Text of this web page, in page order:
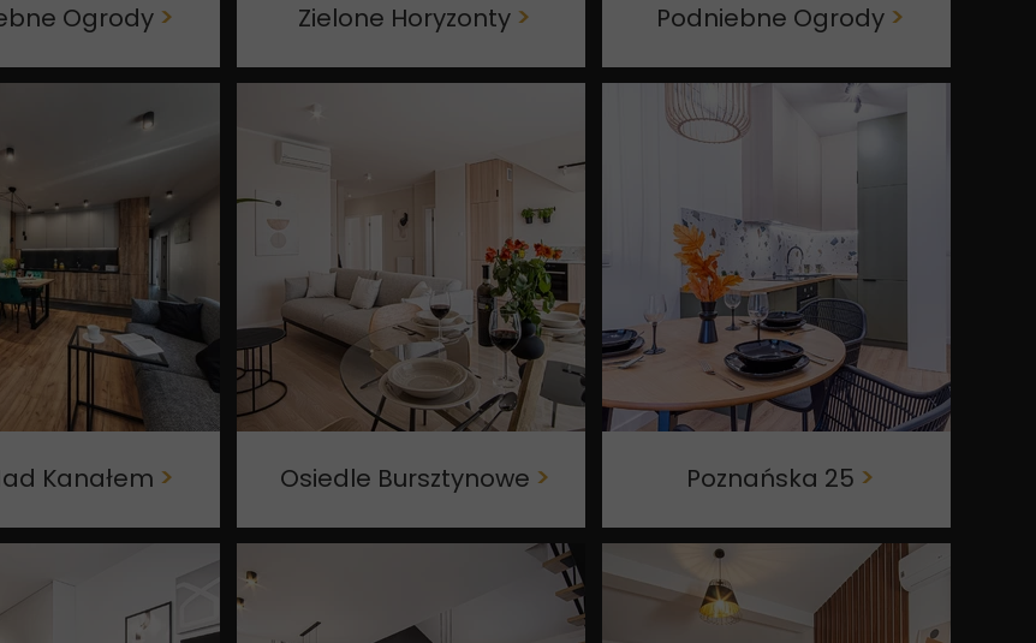
Osiedle Bursztynowe >
Kanałem >
Podniebne Ogrody >
Zielone Horyzonty >
Ogrody >
Poznańska 25 >